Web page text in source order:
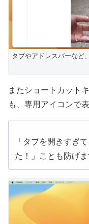
タブやアドレスバーなど
またショートカット
も、専用アイコンで
「タブを開きすぎ
た！」ことも防げま